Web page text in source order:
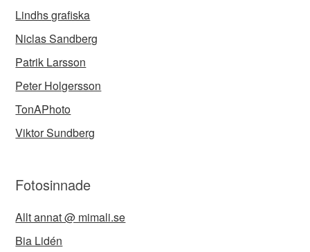
Lindhs grafiska
Niclas Sandberg
Patrik Larsson
Peter Holgersson
TonAPhoto
Viktor Sundberg
Fotosinnade
Allt annat @ mimali.se
Bia Lidén